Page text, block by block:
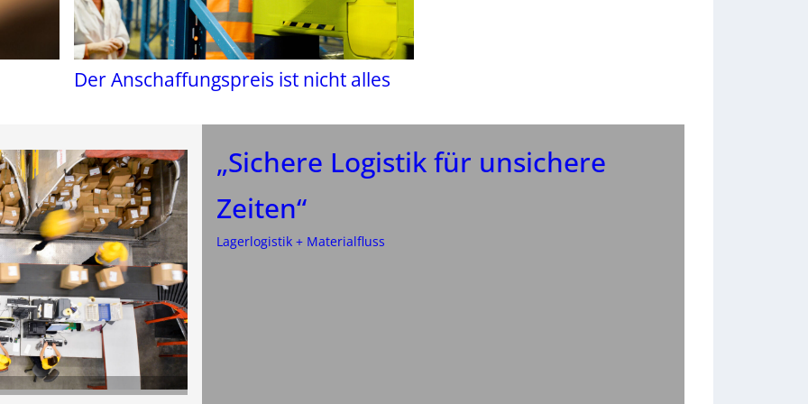
Der Anschaffungspreis ist nicht alles
„Sichere Logistik für unsichere
Zeiten“
Lagerlogistik + Materialfluss